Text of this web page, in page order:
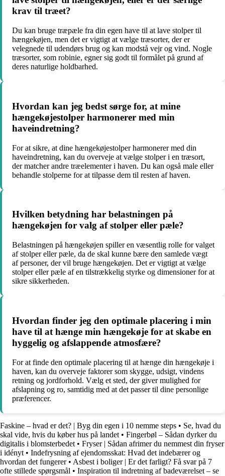
krav til træet?
Du kan bruge træpæle fra din egen have til at lave stolper til
hængekøjen, men det er vigtigt at vælge træsorter, der er
velegnede til udendørs brug og kan modstå vejr og vind. Nogle
træsorter, som robinie, egner sig godt til formålet på grund af
deres naturlige holdbarhed.
Hvordan kan jeg bedst sørge for, at mine
hængekøjestolper harmonerer med min
haveindretning?
For at sikre, at dine hængekøjestolper harmonerer med din
haveindretning, kan du overveje at vælge stolper i en træsort,
der matcher andre træelementer i haven. Du kan også male eller
behandle stolperne for at tilpasse dem til resten af haven.
Hvilken betydning har belastningen på
hængekøjen for valg af stolper eller pæle?
Belastningen på hængekøjen spiller en væsentlig rolle for valget
af stolper eller pæle, da de skal kunne bære den samlede vægt
af personer, der vil bruge hængekøjen. Det er vigtigt at vælge
stolper eller pæle af en tilstrækkelig styrke og dimensioner for at
sikre sikkerheden.
Hvordan finder jeg den optimale placering i min
have til at hænge min hængekøje for at skabe en
hyggelig og afslappende atmosfære?
For at finde den optimale placering til at hænge din hængekøje i
haven, kan du overveje faktorer som skygge, udsigt, vindens
retning og jordforhold. Vælg et sted, der giver mulighed for
afslapning og ro, samtidig med at det passer til dine personlige
præferencer.
Faskine – hvad er det? | Byg din egen i 10 nemme steps • Se, hvad du
skal vide, hvis du køber hus på landet • Fingerbøl – Sådan dyrker du
digitalis i blomsterbedet • Fryser | Sådan afrimer du nemmest din fryser
i idényt • Indefrysning af ejendomsskat: Hvad det indebærer og
hvordan det fungerer• Asbest i boliger | Er det farligt? Få svar på 7
ofte stillede spørgsmål • Inspiration til indretning af badeværelset – se